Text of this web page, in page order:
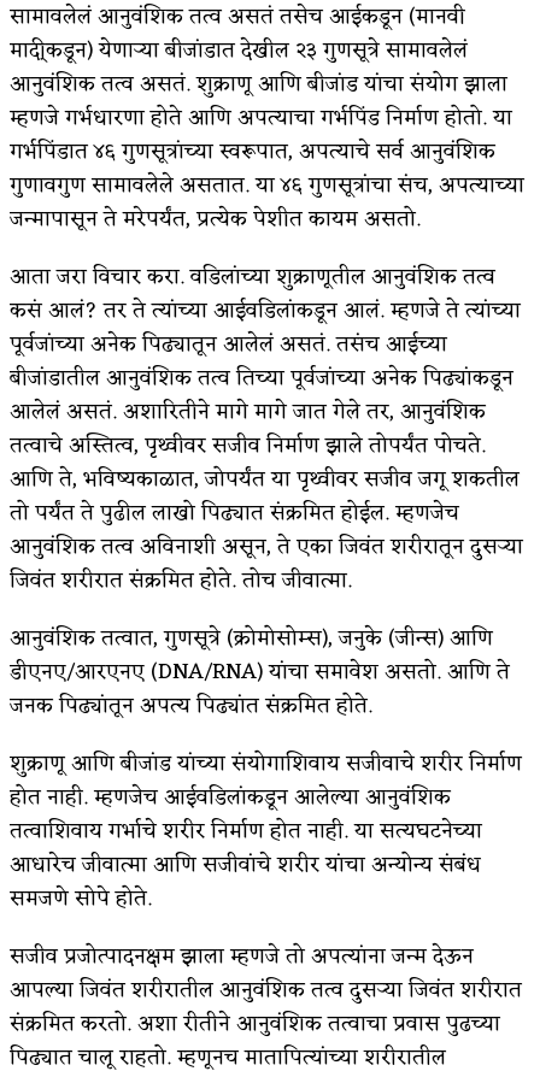
सामावलेलं आनुवंशिक तत्व असतं तसेच आईकडून (मानवी
मादी्कडून) येणार्‍या बीजांडात देखील २३ गुणसूत्रे सामावलेलं
आनुवंशिक तत्व असतं. शुक्राणू आणि बीजांड यांचा संयोग झाला
म्हणजे गर्भधारणा होते आणि अपत्याचा गर्भपिंड निर्माण होतो. या
गर्भपिंडात ४६ गुणसूत्रांच्या स्वरूपात, अपत्याचे सर्व आनुवंशिक
गुणावगुण सामावलेले असतात. या ४६ गुणसूत्रांचा संच, अपत्याच्या
जन्मापासून ते मरेपर्यंत, प्रत्येक पेशीत कायम असतो.
आता जरा विचार करा. वडिलांच्या शुक्राणूतील आनुवंशिक तत्व
कसं आलं? तर ते त्यांच्या आईवडिलांकडून आलं. म्हणजे ते त्यांच्या
पूर्वजांच्या अनेक पिढ्यातून आलेलं असतं. तसंच आईच्या
बीजांडातील आनुवंशिक तत्व तिच्या पूर्वजांच्या अनेक पिढ्यांकडून
आलेलं असतं. अशारितीने मागे मागे जात गेले तर, आनुवंशिक
तत्वाचे अस्तित्व, पृथ्वीवर सजीव निर्माण झाले तोपर्यंत पोचते.
आणि ते, भविष्यकाळात, जोपर्यंत या पृथ्वीवर सजीव जगू शकतील
तो पर्यंत ते पुढील लाखो पिढ्यात संक्रमित होईल. म्हणजेच
आनुवंशिक तत्व अविनाशी असून, ते एका जिवंत शरीरातून दुसर्‍या
जिवंत शरीरात संक्रमित होते. तोच जीवात्मा.
आनुवंशिक तत्वात, गुणसूत्रे (क्रोमोसोम्स), जनुके (जीन्स) आणि
डीएनए/आरएनए (DNA/RNA) यांचा समावेश असतो. आणि ते
जनक पिढ्यांतून अपत्य पिढ्यांत संक्रमित होते.
शुक्राणू आणि बीजांड यांच्या संयोगाशिवाय सजीवाचे शरीर निर्माण
होत नाही. म्हणजेच आईवडिलांकडून आलेल्या आनुवंशिक
तत्वाशिवाय गर्भाचे शरीर निर्माण होत नाही. या सत्यघटनेच्या
आधारेच जीवात्मा आणि सजीवांचे शरीर यांचा अन्योन्य संबंध
समजणे सोपे होते.
सजीव प्रजोत्पादनक्षम झाला म्हणजे तो अपत्यांना जन्म देऊन
आपल्या जिवंत शरीरातील आनुवंशिक तत्व दुसर्‍या जिवंत शरीरात
संक्रमित करतो. अशा रीतीने आनुवंशिक तत्वाचा प्रवास पुढच्या
पिढ्यात चालू राहतो. म्हणूनच मातापित्यांच्या शरीरातील